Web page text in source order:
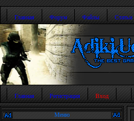
Главная Форум Файлы Статьи
Главная Регистрация Вход
Меню